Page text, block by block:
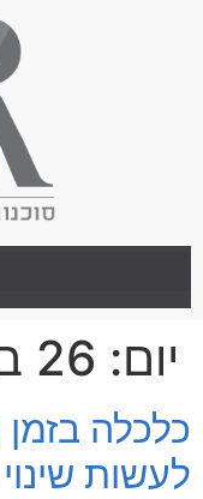
יום: 26 באוקטובר 2023
כלכלה
לעשות